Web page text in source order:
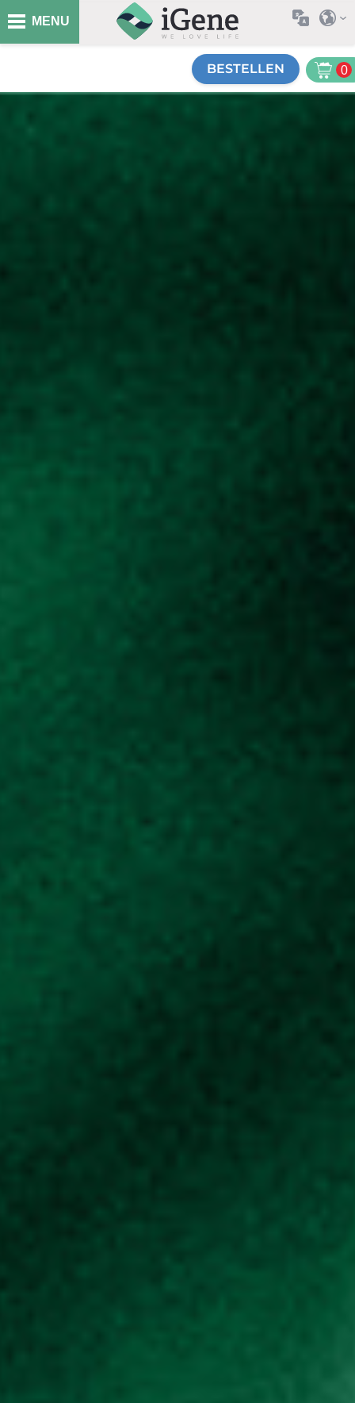
MENU
BESTELLEN 0